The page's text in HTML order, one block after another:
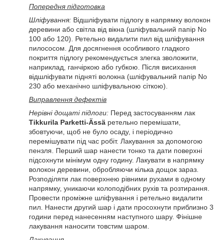
Попередня підготовка
Шліфування: Відшліфувати підлогу в напрямку волокон
деревини або світла від вікна (шліфувальний папір No
100 або 120). Ретельно видалити пил від шліфування
пилососом. Для досягнення особливого гладкого
покриття підлогу рекомендується злегка зволожити,
наприклад, ганчіркою або губкою. Після висихання
відшліфувати підняті волокна (шліфувальний папір No
230 або механічно шліфувальною сіткою).
Виправлення дефектів
Нерівні дощаті підлоги: Перед застосуванням лак
Tikkurila Parketti-Ässä ретельно перемішати,
збовтуючи, щоб не було осаду, і періодично
перемішувати під час робіт. Лакування за допомогою
пензля. Перший шар нанести тонко та дати поверхні
підсохнути мінімум одну годину. Лакувати в напрямку
волокон деревини, обробляючи кілька дощок зараз.
Розподіляти лак поверхнею рівними рухами в одному
напрямку, уникаючи колоподібних рухів та розтирання.
Провести проміжне шліфування і ретельно видалити
пил. Нанести другий шар і дати просохнути приблизно 3
години перед нанесенням наступного шару. Фінішне
лакування наносити товстим шаром.